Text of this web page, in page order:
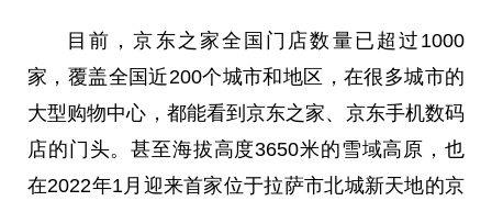
目前，京东之家全国门店数量已超过1000
家，覆盖全国近200个城市和地区，在很多城市的
大型购物中心，都能看到京东之家、京东手机数码
店的门头。甚至海拔高度3650米的雪域高原，也
在2022年1月迎来首家位于拉萨市北城新天地的京